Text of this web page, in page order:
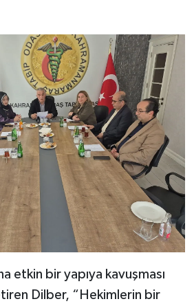
etkin bir yapıya kavuşması
Dilber, “Hekimlerin bir